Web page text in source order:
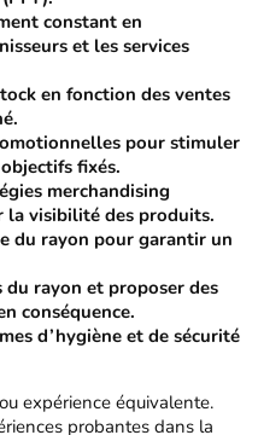
constant en
et les services
en fonction des ventes
pour stimuler
fixés.
merchandising
la visibilité des produits.
du rayon pour garantir un
rayon et proposer des
conséquence.
d’hygiène et de sécurité
expérience équivalente.
probantes dans la